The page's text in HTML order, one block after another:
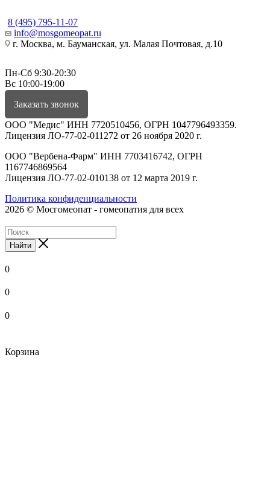
8 (495) 795-11-07
info@mosgomeopat.ru
г. Москва, м. Бауманская, ул. Малая Почтовая, д.10
Пн-Сб 9:30-20:30
Вс 10:00-19:00
Заказать звонок
ООО "Медис" ИНН 7720510456, ОГРН 1047796493359.
Лицензия ЛО-77-02-011272 от 26 ноября 2020 г.
ООО "Вербена-Фарм" ИНН 7703416742, ОГРН
1167746869564
Лицензия ЛО-77-02-010138 от 12 марта 2019 г.
Политика конфиденциальности
2026 © Мосгомеопат - гомеопатия для всех
Найти
0
0
0
Корзина